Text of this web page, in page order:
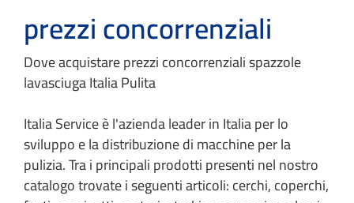
prezzi concorrenziali
Dove acquistare prezzi concorrenziali spazzole
lavasciuga Italia Pulita
Italia Service è l'azienda leader in Italia per lo
sviluppo e la distribuzione di macchine per la
pulizia. Tra i principali prodotti presenti nel nostro
catalogo trovate i seguenti articoli: cerchi, coperchi,